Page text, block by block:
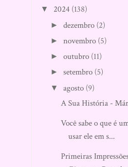
▼ 2024 (138)
►dezembro (2)
►novembro (5)
►outubro (11)
►setembro (5)
▼ agosto (9)
A Sua História -
Você sabe o que é
usar ele em s...
Primeiras